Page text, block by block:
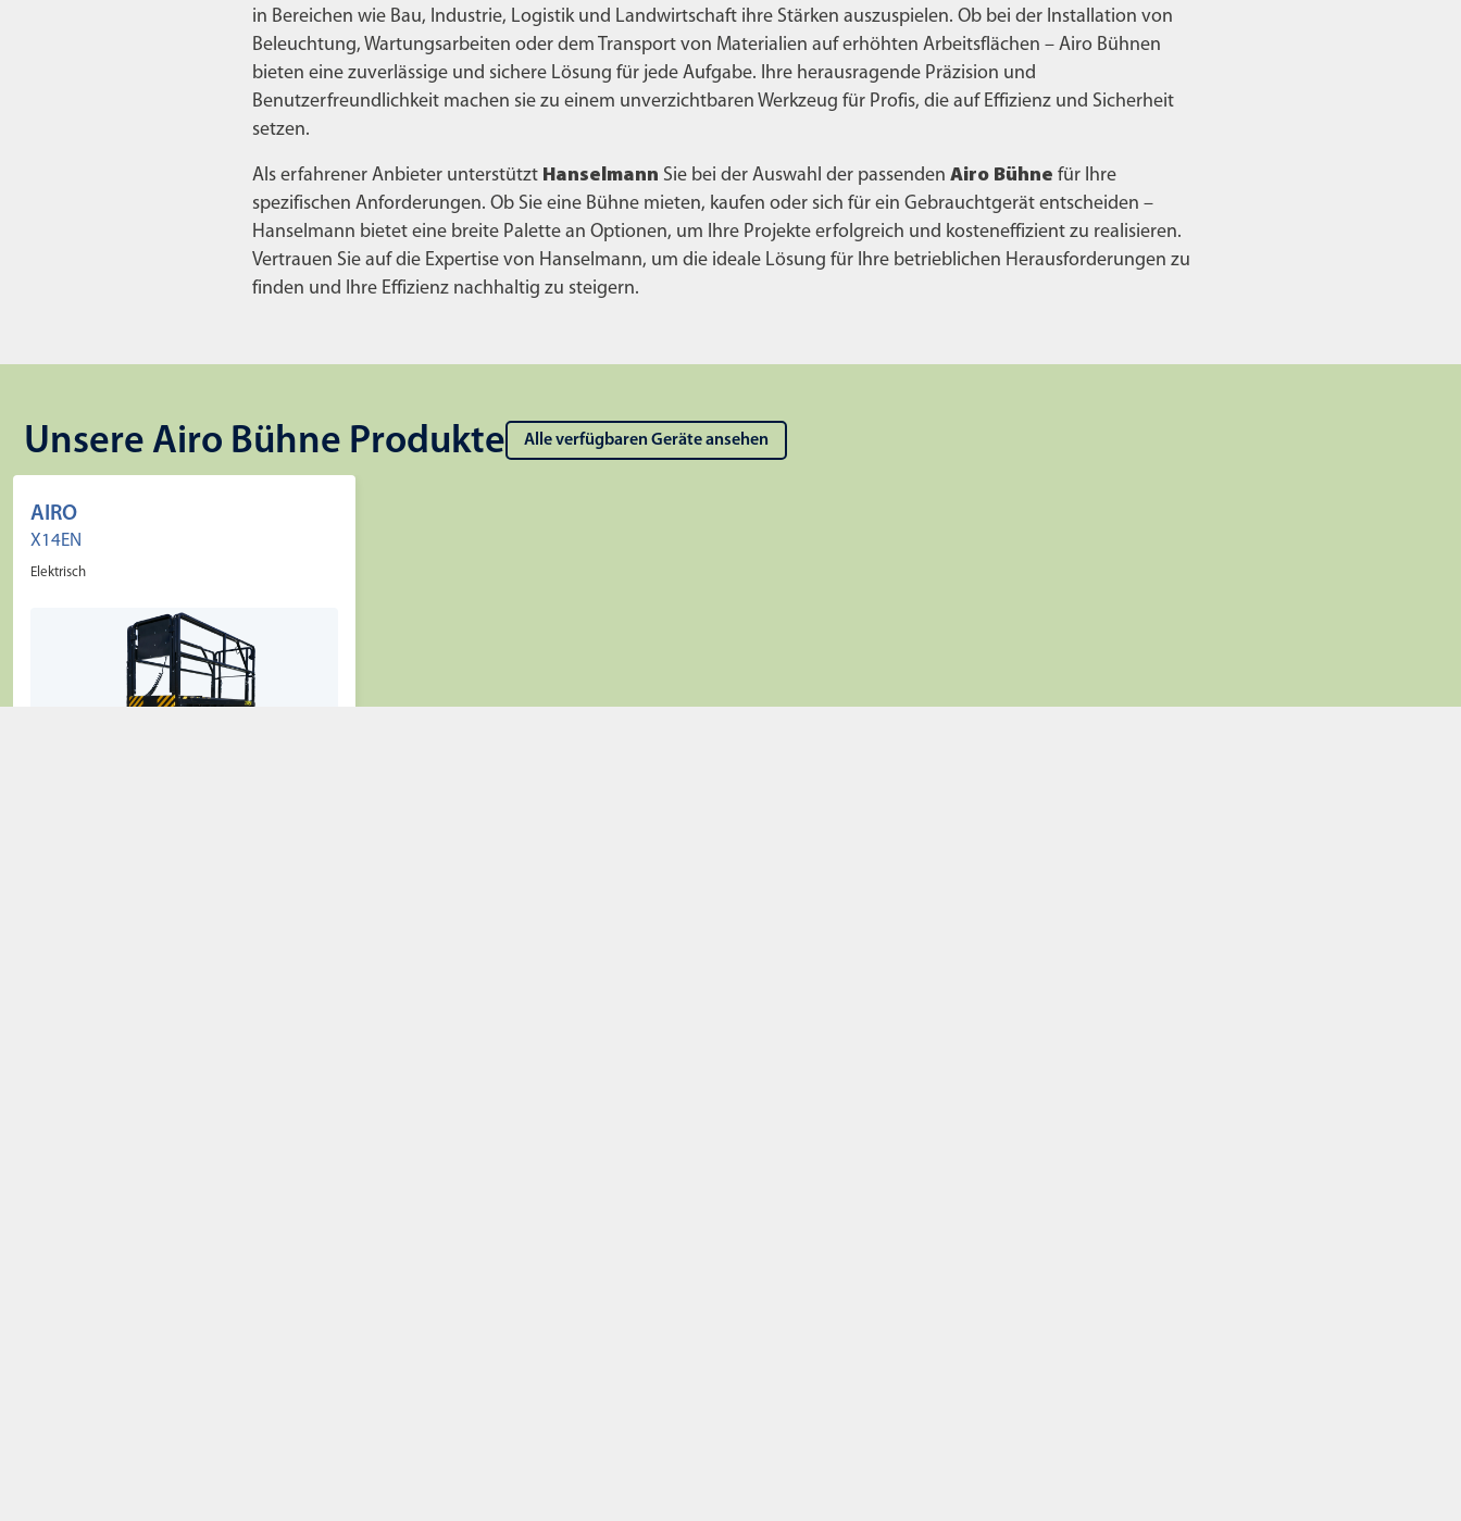
in Bereichen wie Bau, Industrie, Logistik und Landwirtschaft ihre Stärken auszuspielen. Ob bei der Installation von
Beleuchtung, Wartungsarbeiten oder dem Transport von Materialien auf erhöhten Arbeitsflächen – Airo Bühnen
bieten eine zuverlässige und sichere Lösung für jede Aufgabe. Ihre herausragende Präzision und
Benutzerfreundlichkeit machen sie zu einem unverzichtbaren Werkzeug für Profis, die auf Effizienz und Sicherheit
setzen.
Als erfahrener Anbieter unterstützt Hanselmann Sie bei der Auswahl der passenden Airo Bühne für Ihre
spezifischen Anforderungen. Ob Sie eine Bühne mieten, kaufen oder sich für ein Gebrauchtgerät entscheiden –
Hanselmann bietet eine breite Palette an Optionen, um Ihre Projekte erfolgreich und kosteneffizient zu realisieren.
Vertrauen Sie auf die Expertise von Hanselmann, um die ideale Lösung für Ihre betrieblichen Herausforderungen zu
finden und Ihre Effizienz nachhaltig zu steigern.
Unsere Airo Bühne Produkte Alle verfügbaren Geräte ansehen
AIRO
X14EN
Elektrisch